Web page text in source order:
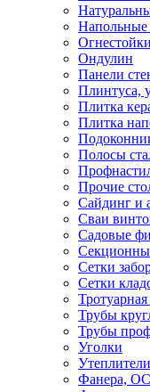
Напольные
Ондулин
Панели
Плинтуса,
Плитка
Плитка
Полосы
Прочие
Сайдинг и
Сваи
Садовые
Сетки
Сетки
Трубы
Трубы
Уголки
Фанера,